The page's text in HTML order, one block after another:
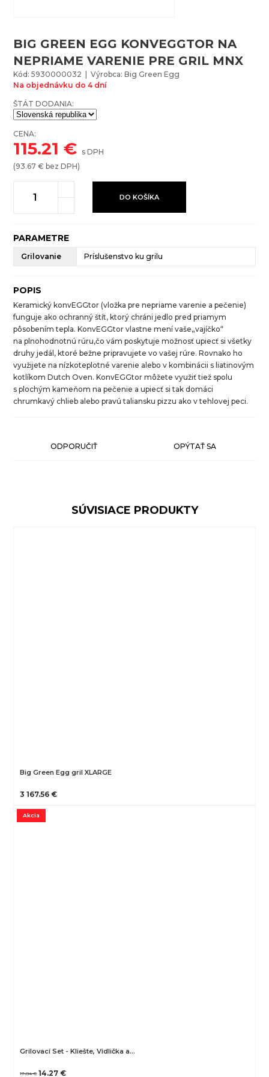
BIG GREEN EGG KONVEGGTOR NA
NEPRIAME VARENIE PRE GRIL MNX
Kód: 5930000032 | Výrobca: Big Green Egg
Na objednávku do 4 dní
ŠTÁT DODANIA:
CENA:
115.21 € s DPH
(93.67 € bez DPH)
DO KOŠÍKA
PARAMETRE
Grilovanie Príslušenstvo ku grilu
POPIS
Keramický konvEGGtor (vložka pre nepriame varenie a pečenie)
funguje ako ochranný štít, ktorý chráni jedlo pred priamym
pôsobením tepla. KonvEGGtor vlastne mení vaše„vajíčko“
na plnohodnotnú rúru,čo vám poskytuje možnosť upiecť si všetky
druhy jedál, ktoré bežne pripravujete vo vašej rúre. Rovnako ho
využijete na nízkoteplotné varenie alebo v kombinácii s liatinovým
kotlíkom Dutch Oven. KonvEGGtor môžete využiť tiež spolu
s plochým kameňom na pečenie a upiecť si tak domáci
chrumkavý chlieb alebo pravú taliansku pizzu ako v tehlovej peci.
ODPORUČIŤ OPÝTAŤ SA
SÚVISIACE PRODUKTY
Big Green Egg gril XLARGE
3 167.56 €
Akcia
Grilovací Set - Kliešte, Vidlička a…
17.84 € 14.27 €